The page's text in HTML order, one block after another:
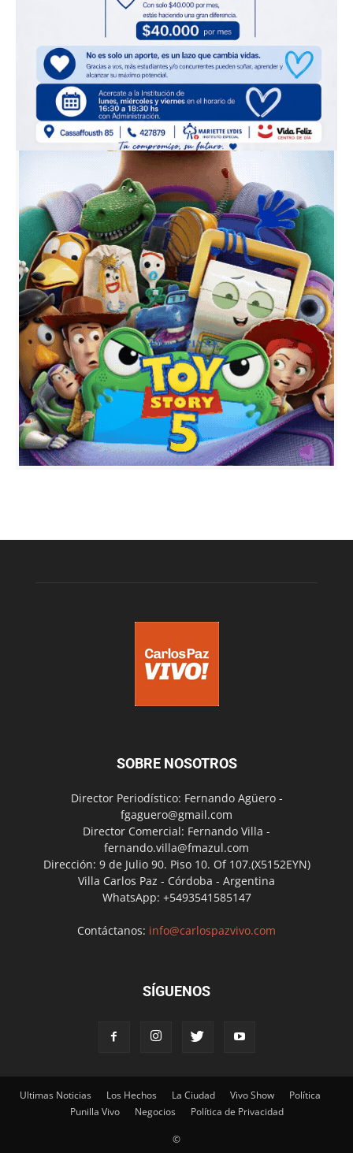
SOBRE NOSOTROS
Director Periodístico: Fernando Agüero -
fgaguero@gmail.com
Director Comercial: Fernando Villa -
fernando.villa@fmazul.com
Dirección: 9 de Julio 90. Piso 10. Of 107.(X5152EYN)
Villa Carlos Paz - Córdoba - Argentina
WhatsApp: +5493541585147
Contáctanos: info@carlospazvivo.com
SÍGUENOS
Ultimas Noticias Los Hechos La Ciudad Vivo Show
Política
Punilla Vivo
Negocios Política de Privacidad
©